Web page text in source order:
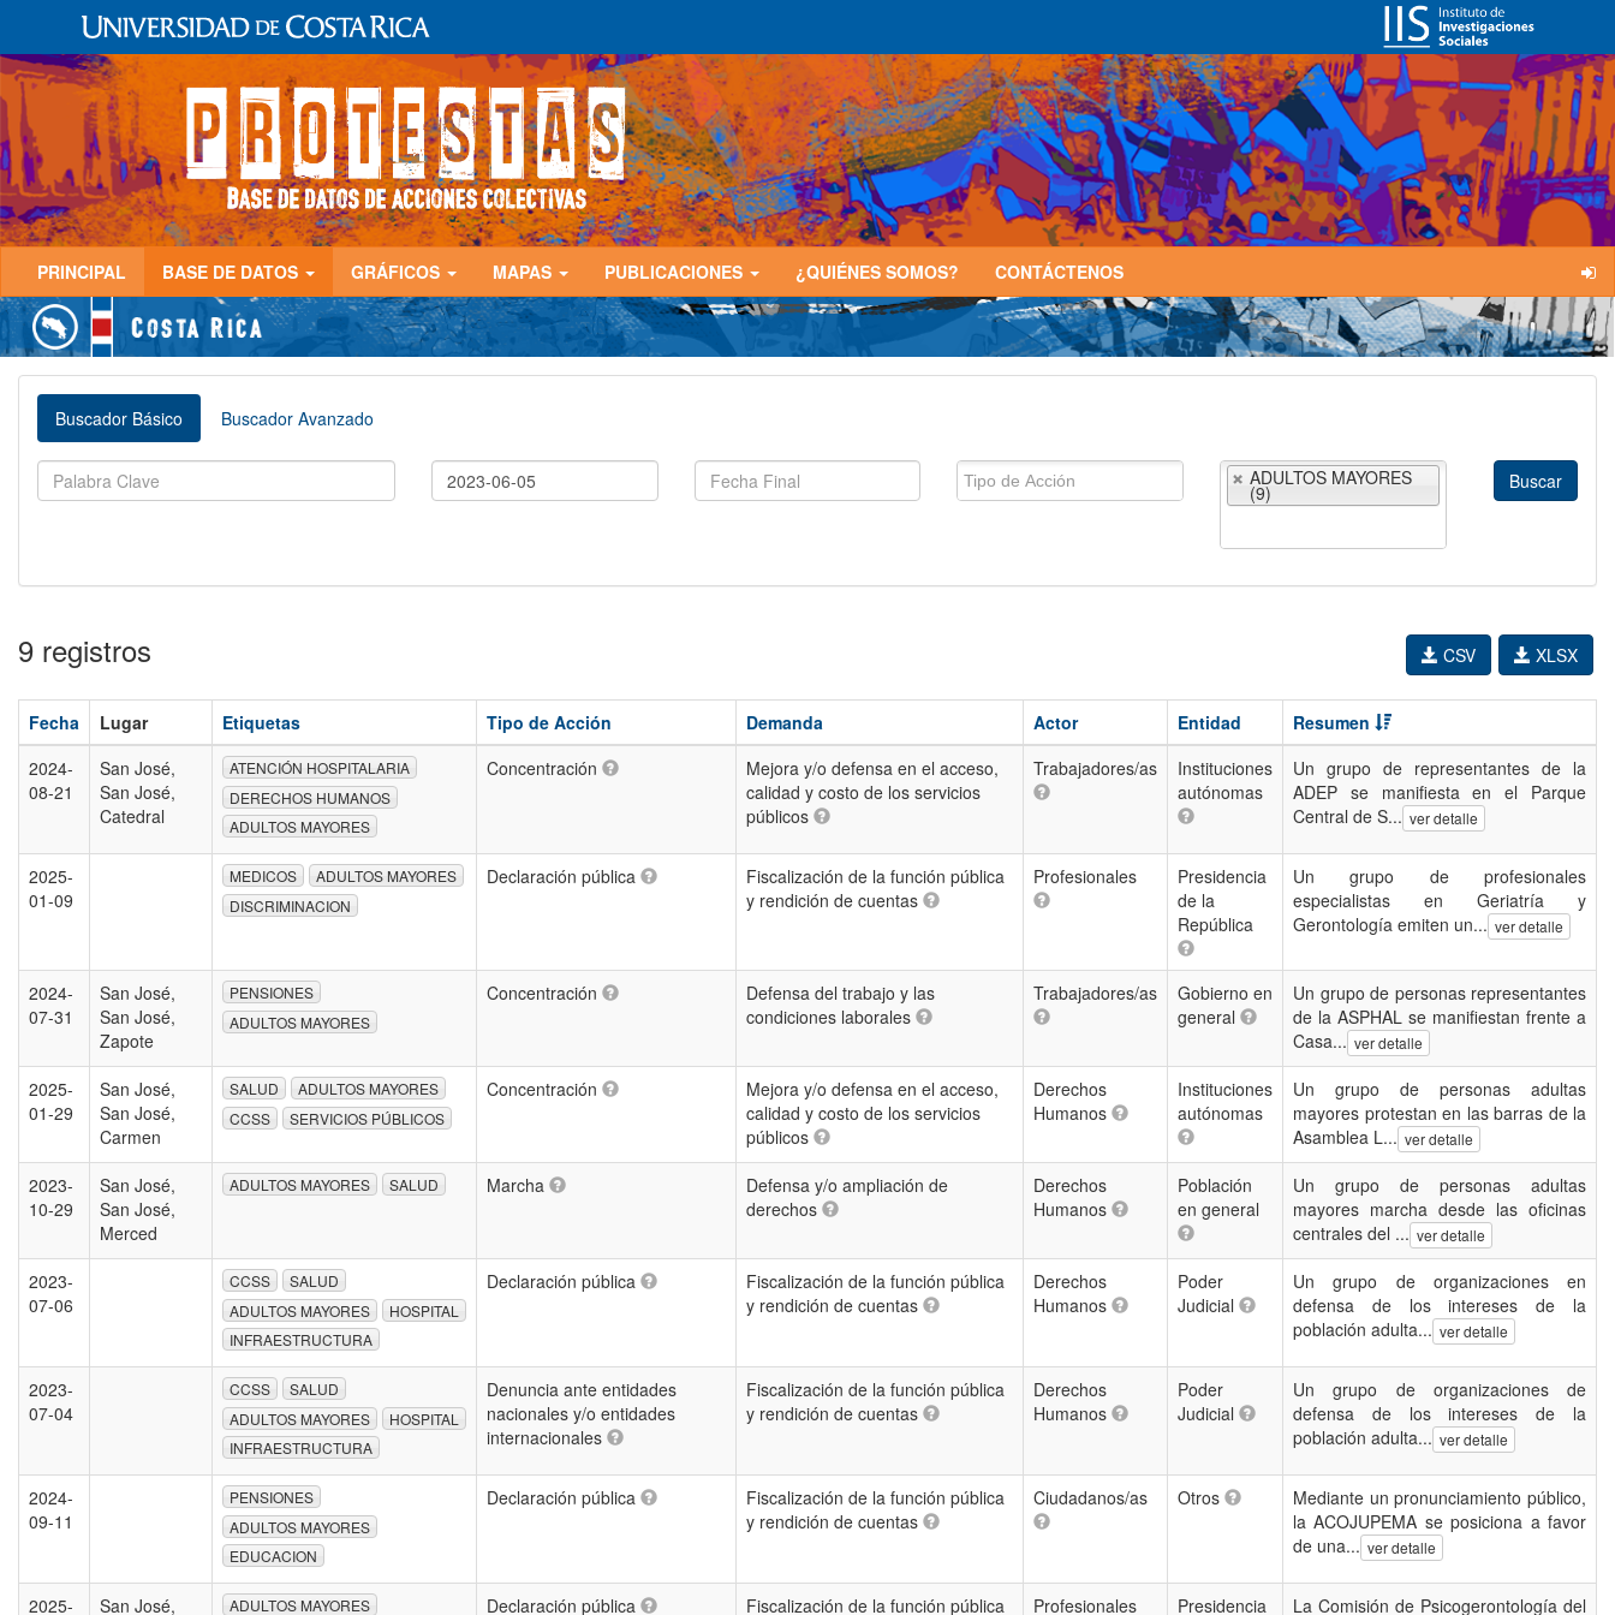
PRINCIPAL BASE DE DATOS GRÁFICOS MAPAS PUBLICACIONES ¿QUIÉNES SOMOS? CONTÁCTENOS
Buscador Básico Buscador Avanzado
ADULTOS MAYORES
(9)
9 registros XLSX
CSV
Fecha Lugar Etiquetas Tipo de Acción Demanda Actor Entidad
Resumen
2024-
08-21
San José,
San José,
Catedral
ATENCIÓN HOSPITALARIA
DERECHOS HUMANOS
ADULTOS MAYORES
Concentración
Mejora y/o defensa en el acceso,
calidad y costo de los servicios
públicos
Trabajadores/as
Instituciones
autónomas
Un grupo de representantes de la
ADEP se manifiesta en el Parque
Central de S... ver detalle
2025-
01-09
MEDICOS
ADULTOS MAYORES
DISCRIMINACION
Declaración pública
Fiscalización de la función pública
y rendición de cuentas
Profesionales
Presidencia
de la
República
Un grupo de profesionales
especialistas en Geriatría y
Gerontología emiten un... ver detalle
2024-
07-31
San José,
San José,
Zapote
PENSIONES
ADULTOS MAYORES
Concentración
Defensa del trabajo y las
condiciones laborales
Trabajadores/as
Gobierno en
general
Un grupo de personas representantes
de la ASPHAL se manifiestan frente a
Casa... ver detalle
2025-
01-29
San José,
San José,
Carmen
SALUD
ADULTOS MAYORES
CCSS
SERVICIOS PÚBLICOS
Concentración
Mejora y/o defensa en el acceso,
calidad y costo de los servicios
públicos
Derechos
Humanos
Instituciones
autónomas
Un grupo de personas adultas
mayores protestan en las barras de la
Asamblea L... ver detalle
2023-
10-29
San José,
San José,
Merced
ADULTOS MAYORES SALUD Marcha
Defensa y/o ampliación de
derechos
Derechos
Humanos
Población
en general
Un grupo de personas adultas
mayores marcha desde las oficinas
centrales del ... ver detalle
2023-
07-06
CCSS
SALUD
ADULTOS MAYORES
HOSPITAL
INFRAESTRUCTURA
Declaración pública
Fiscalización de la función pública
y rendición de cuentas
Derechos
Humanos
Poder
Judicial
Un grupo de organizaciones en
defensa de los intereses de la
población adulta... ver detalle
2023-
07-04
CCSS
SALUD
ADULTOS MAYORES
HOSPITAL
INFRAESTRUCTURA
Denuncia ante entidades
nacionales y/o entidades
internacionales
Fiscalización de la función pública
y rendición de cuentas
Derechos
Humanos
Poder
Judicial
Un grupo de organizaciones de
defensa de los intereses de la
población adulta... ver detalle
2024-
09-11
PENSIONES
ADULTOS MAYORES
EDUCACION
Declaración pública
Fiscalización de la función pública
y rendición de cuentas
Ciudadanos/as Otros
Mediante un pronunciamiento público,
la ACOJUPEMA se posiciona a favor
de una... ver detalle
2025- San José, ADULTOS MAYORES Declaración pública Fiscalización de la función pública Profesionales Presidencia La Comisión de Psicogerontología del